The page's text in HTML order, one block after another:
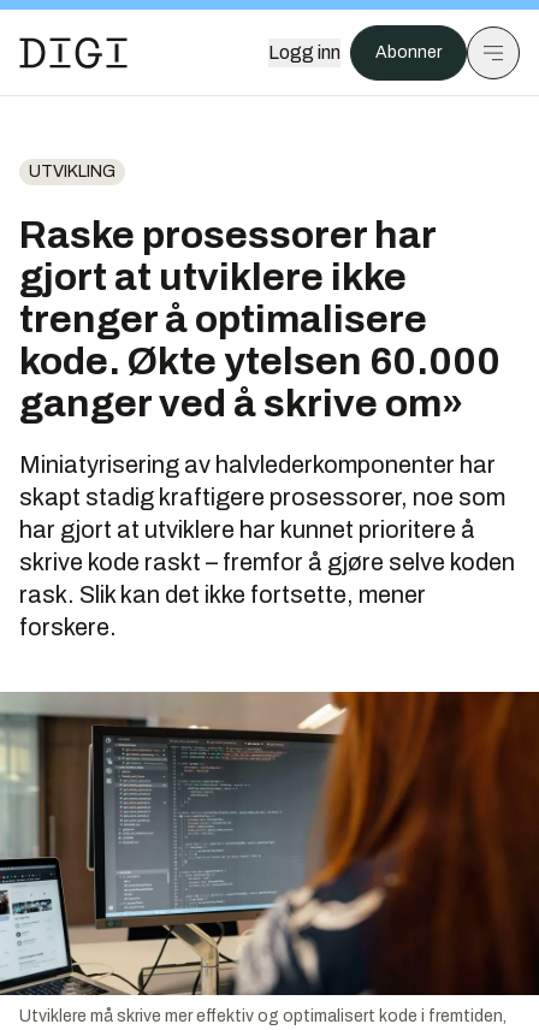
Logg inn Abonner
UTVIKLING
Raske prosessorer har
gjort at utviklere ikke
trenger å optimalisere
kode. Økte ytelsen 60.000
ganger ved å skrive om»
Miniatyrisering av halvlederkomponenter har
skapt stadig kraftigere prosessorer, noe som
har gjort at utviklere har kunnet prioritere å
skrive kode raskt – fremfor å gjøre selve koden
rask. Slik kan det ikke fortsette, mener
forskere.
Utviklere må skrive mer effektiv og optimalisert kode i fremtiden,